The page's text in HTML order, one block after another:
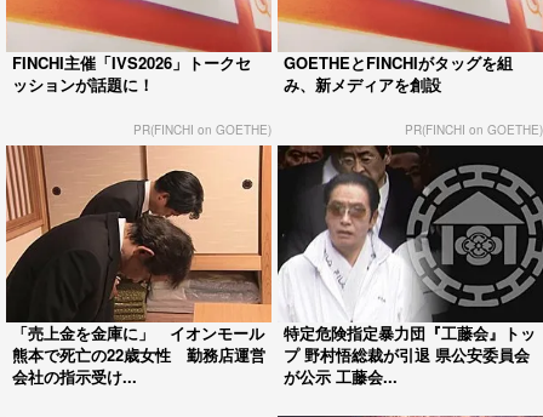
FINCHI主催「IVS2026」トークセ
ッションが話題に！
PR(FINCHI on GOETHE)
GOETHEとFINCHIがタッグを組
み、新メディアを創設
PR(FINCHI on GOETHE)
「売上金を金庫に」 イオンモール
熊本で死亡の22歳女性 勤務店運営
会社の指示受け...
特定危険指定暴力団『工藤会』トッ
プ 野村悟総裁が引退 県公安委員会
が公示 工藤会...